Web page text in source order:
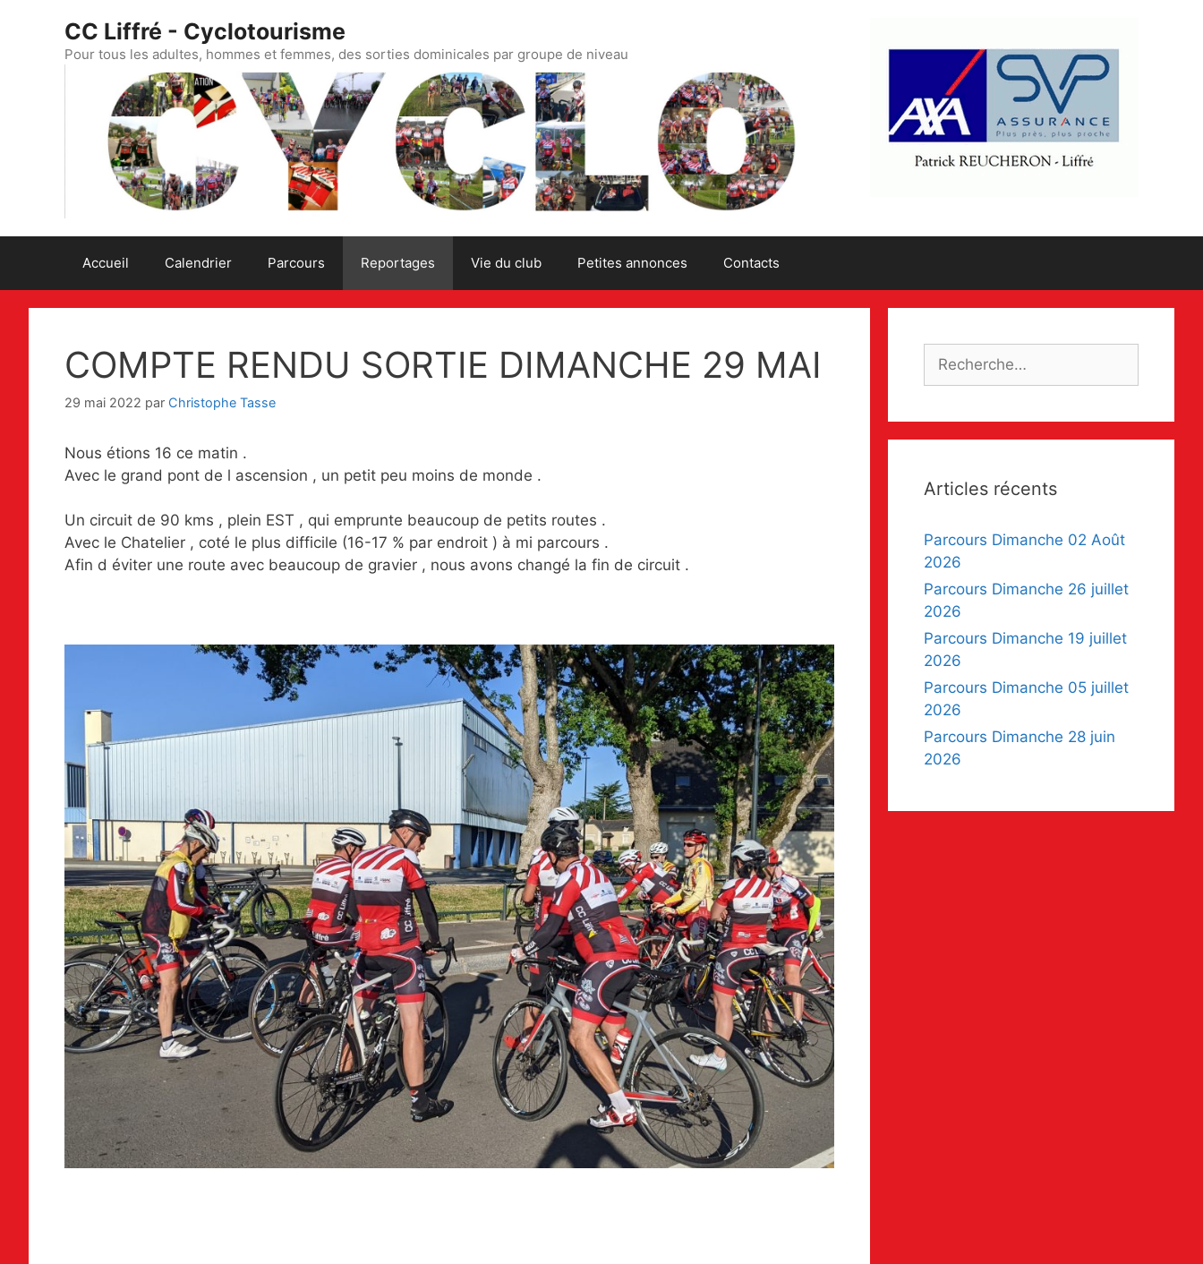
CC Liffré - Cyclotourisme
Pour tous les adultes, hommes et femmes, des sorties dominicales par groupe de niveau
Accueil Calendrier Parcours Reportages Vie du club Petites annonces Contacts
COMPTE RENDU SORTIE DIMANCHE 29 MAI
29 mai 2022 par Christophe Tasse
Nous étions 16 ce matin .
Avec le grand pont de l ascension , un petit peu moins de monde .
Un circuit de 90 kms , plein EST , qui emprunte beaucoup de petits routes .
Avec le Chatelier , coté le plus difficile (16-17 % par endroit ) à mi parcours .
Afin d éviter une route avec beaucoup de gravier , nous avons changé la fin de circuit .
Articles récents
Parcours Dimanche 02 Août
2026
Parcours Dimanche 26 juillet
2026
Parcours Dimanche 19 juillet
2026
Parcours Dimanche 05 juillet
2026
Parcours Dimanche 28 juin
2026